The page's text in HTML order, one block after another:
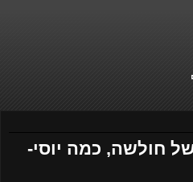
חולשה, כמה יוסי-